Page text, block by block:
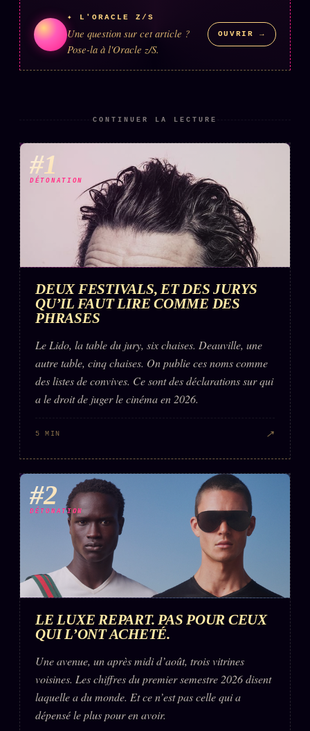
ÉDITORIAL ÉQUIPE + AUTEURS
À propos
Auteurs
Personas
Who is who
Qui baise qui +18
Signatures
Studios
Words Radio
PRATIQUE + LÉGAL
Archive complète
Recherche ⌕
Tous les tags
Soumettre un tip
Nous écrire
Presse
Business
FAQ
Mentions légales
llms.txt
✦ L'ORACLE Z/S
Une question sur cet article ?
Pose-la à l'Oracle z/S.
OUVRIR →
CONTINUER LA LECTURE
#1
DÉTONATION
DEUX FESTIVALS, ET DES JURYS
QU’IL FAUT LIRE COMME DES
PHRASES
Le Lido, la table du jury, six chaises. Deauville, une
autre table, cinq chaises. On publie ces noms comme
des listes de convives. Ce sont des déclarations sur qui
a le droit de juger le cinéma en 2026.
5 MIN ↗
#2
DÉTONATION
LE LUXE REPART. PAS POUR CEUX
QUI L’ONT ACHETÉ.
Une avenue, un après midi d’août, trois vitrines
voisines. Les chiffres du premier semestre 2026 disent
laquelle a du monde. Et ce n’est pas celle qui a
dépensé le plus pour en avoir.